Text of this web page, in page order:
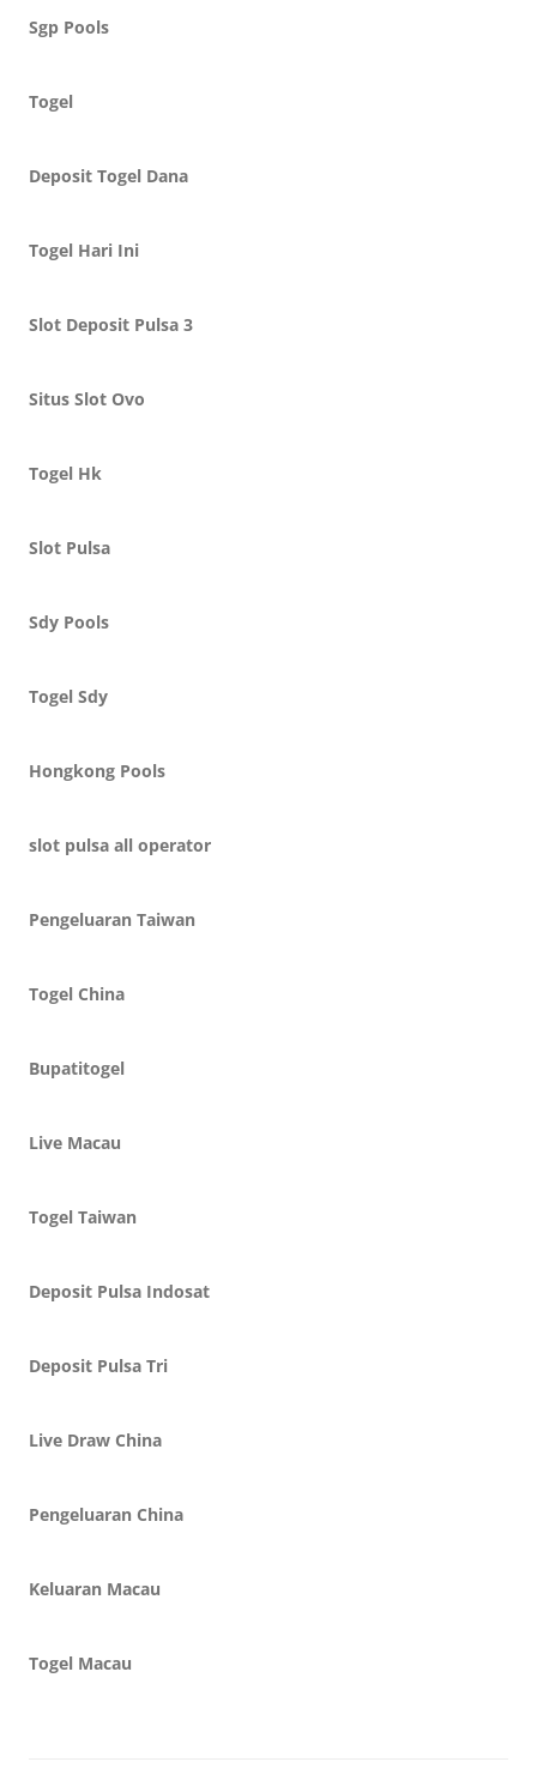
Sgp Pools
Togel
Deposit Togel Dana
Togel Hari Ini
Slot Deposit Pulsa 3
Situs Slot Ovo
Togel Hk
Slot Pulsa
Sdy Pools
Togel Sdy
Hongkong Pools
slot pulsa all operator
Pengeluaran Taiwan
Togel China
Bupatitogel
Live Macau
Togel Taiwan
Deposit Pulsa Indosat
Deposit Pulsa Tri
Live Draw China
Pengeluaran China
Keluaran Macau
Togel Macau